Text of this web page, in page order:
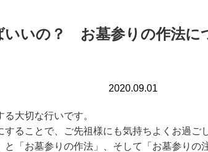
いいの？ お墓参りの作法に
2020.09.01
大切な行いです。
ることで、ご先祖様にも気持ちよくお過ご
「お墓参りの作法」、そして「お墓参りの